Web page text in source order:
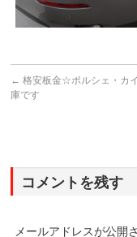
← 格安板金☆ポルシェ・カ
庫です
コメントを残す
メールアドレスが公開